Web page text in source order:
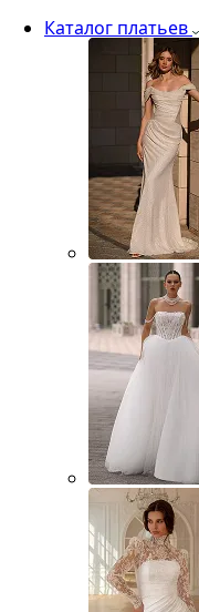
Каталог платьев